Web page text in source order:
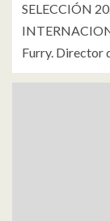
SELECCIÓN
Furry. Director